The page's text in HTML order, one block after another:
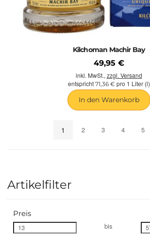
Kilchoman Machir Bay
49,95 €
inkl. MwSt., zzgl. Versand
entspricht 71,36 € pro 1 Liter (l)
In den Warenkorb
1 2 3 4 5
Artikelfilter
Preis
bis